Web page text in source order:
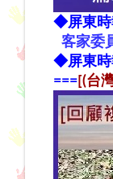
◆屏東
客家委
◆屏東
===[(台